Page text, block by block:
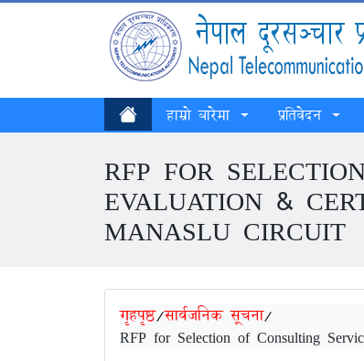
हाम्रो बारेमा प्रतिवेदन
RFP FOR
EVALUATION &
MANASLU CIRCUIT
गृहपृष्ठ/सार्वजनिक सूचना/
RFP for Selection of Consulting